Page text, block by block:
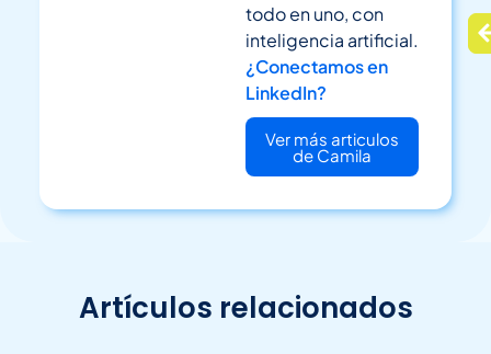
todo en uno, con
inteligencia artificial.
¿Conectamos en
LinkedIn?
Ver más articulos
de Camila
Artículos relacionados